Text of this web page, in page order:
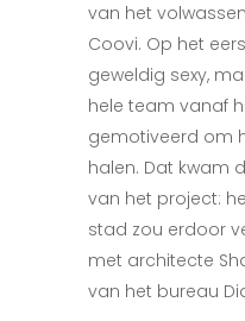
van het
Coovi. Op het
geweldig sexy,
hele team vanaf
gemotiveerd om
halen. Dat kwam
van het project:
stad zou erdoor
met architecte
van het bureau